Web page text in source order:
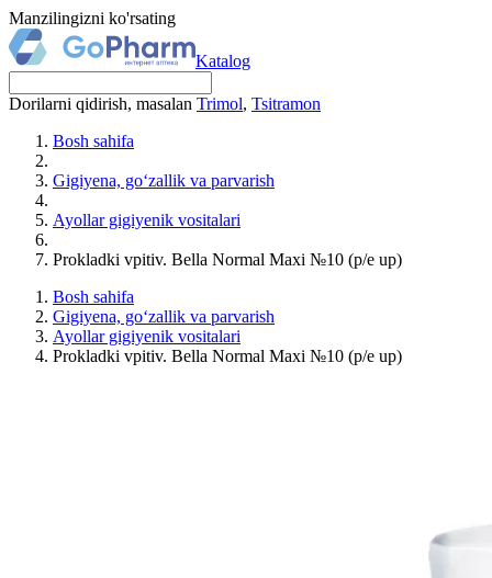
Manzilingizni ko'rsating
Katalog
Dorilarni qidirish, masalan Trimol, Tsitramon
Bosh sahifa
Gigiyena, go‘zallik va parvarish
Ayollar gigiyenik vositalari
Prokladki vpitiv. Bella Normal Maxi №10 (p/e up)
Bosh sahifa
Gigiyena, go‘zallik va parvarish
Ayollar gigiyenik vositalari
Prokladki vpitiv. Bella Normal Maxi №10 (p/e up)